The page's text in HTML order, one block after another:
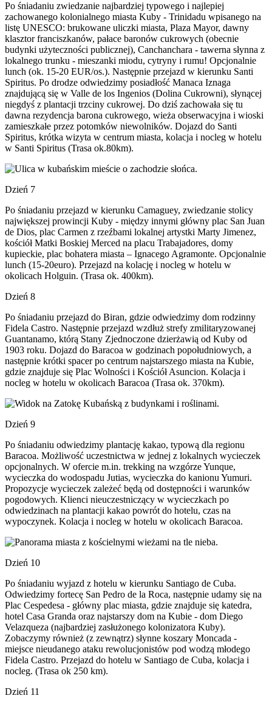
Po śniadaniu zwiedzanie najbardziej typowego i najlepiej
zachowanego kolonialnego miasta Kuby - Trinidadu wpisanego na
listę UNESCO: brukowane uliczki miasta, Plaza Mayor, dawny
klasztor franciszkanów, pałace baronów cukrowych (obecnie
budynki użyteczności publicznej), Canchanchara - tawerna słynna z
lokalnego trunku - mieszanki miodu, cytryny i rumu! Opcjonalnie
lunch (ok. 15-20 EUR/os.). Następnie przejazd w kierunku Santi
Spiritus. Po drodze odwiedzimy posiadłość Manaca Iznaga
znajdującą się w Valle de los Ingenios (Dolina Cukrowni), słynącej
niegdyś z plantacji trzciny cukrowej. Do dziś zachowała się tu
dawna rezydencja barona cukrowego, wieża obserwacyjna i wioski
zamieszkałe przez potomków niewolników. Dojazd do Santi
Spiritus, krótka wizyta w centrum miasta, kolacja i nocleg w hotelu
w Santi Spiritus (Trasa ok.80km).
Dzień 7
Po śniadaniu przejazd w kierunku Camaguey, zwiedzanie stolicy
największej prowincji Kuby - między innymi główny plac San Juan
de Dios, plac Carmen z rzeźbami lokalnej artystki Marty Jimenez,
kościół Matki Boskiej Merced na placu Trabajadores, domy
kupieckie, plac bohatera miasta – Ignacego Agramonte. Opcjonalnie
lunch (15-20euro). Przejazd na kolację i nocleg w hotelu w
okolicach Holguin. (Trasa ok. 400km).
Dzień 8
Po śniadaniu przejazd do Biran, gdzie odwiedzimy dom rodzinny
Fidela Castro. Następnie przejazd wzdłuż strefy zmilitaryzowanej
Guantanamo, którą Stany Zjednoczone dzierżawią od Kuby od
1903 roku. Dojazd do Baracoa w godzinach popołudniowych, a
następnie krótki spacer po centrum najstarszego miasta na Kubie,
gdzie znajduje się Plac Wolności i Kościół Asuncion. Kolacja i
nocleg w hotelu w okolicach Baracoa (Trasa ok. 370km).
Dzień 9
Po śniadaniu odwiedzimy plantację kakao, typową dla regionu
Baracoa. Możliwość uczestnictwa w jednej z lokalnych wycieczek
opcjonalnych. W ofercie m.in. trekking na wzgórze Yunque,
wycieczka do wodospadu Jutias, wycieczka do kanionu Yumuri.
Propozycje wycieczek zależeć będą od dostępności i warunków
pogodowych. Klienci nieuczestniczący w wycieczkach po
odwiedzinach na plantacji kakao powrót do hotelu, czas na
wypoczynek. Kolacja i nocleg w hotelu w okolicach Baracoa.
Dzień 10
Po śniadaniu wyjazd z hotelu w kierunku Santiago de Cuba.
Odwiedzimy fortecę San Pedro de la Roca, następnie udamy się na
Plac Cespedesa - główny plac miasta, gdzie znajduje się katedra,
hotel Casa Granda oraz najstarszy dom na Kubie - dom Diego
Velazqueza (najbardziej zasłużonego kolonizatora Kuby).
Zobaczymy również (z zewnątrz) słynne koszary Moncada -
miejsce nieudanego ataku rewolucjonistów pod wodzą młodego
Fidela Castro. Przejazd do hotelu w Santiago de Cuba, kolacja i
nocleg. (Trasa ok 250 km).
Dzień 11